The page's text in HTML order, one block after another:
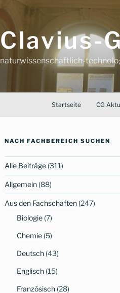
Clavius-
naturwissenschaftlich-
Startseite CG
NACH FACHBEREICH SUCHEN
Alle Beiträge (311)
Allgemein (88)
Aus den Fachschaften (247)
Biologie (7)
Chemie (5)
Deutsch (43)
Englisch (15)
Französisch (28)